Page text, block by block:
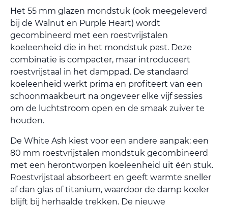
Het 55 mm glazen mondstuk (ook meegeleverd
bij de Walnut en Purple Heart) wordt
gecombineerd met een roestvrijstalen
koeleenheid die in het mondstuk past. Deze
combinatie is compacter, maar introduceert
roestvrijstaal in het damppad. De standaard
koeleenheid werkt prima en profiteert van een
schoonmaakbeurt na ongeveer elke vijf sessies
om de luchtstroom open en de smaak zuiver te
houden.
De White Ash kiest voor een andere aanpak: een
80 mm roestvrijstalen mondstuk gecombineerd
met een herontworpen koeleenheid uit één stuk.
Roestvrijstaal absorbeert en geeft warmte sneller
af dan glas of titanium, waardoor de damp koeler
blijft bij herhaalde trekken. De nieuwe